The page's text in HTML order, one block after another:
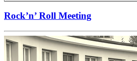
Rock’n’ Roll Meeting